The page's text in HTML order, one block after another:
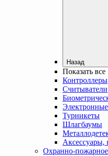
Назад
Показать все
Контроллеры
Считыватели
Турникеты
Шлагбаумы
Аксессуары,
Охранно-